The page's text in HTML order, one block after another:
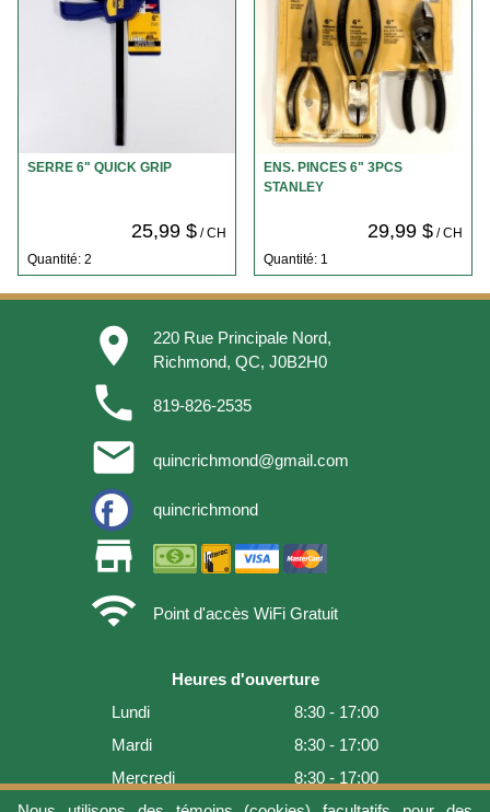
SERRE 6" QUICK GRIP
25,99 $/ CH
Quantité: 2
ENS. PINCES 6" 3PCS
STANLEY
29,99 $/ CH
Quantité: 1
place
220 Rue Principale Nord,
Richmond, QC, J0B2H0
phone 819-826-2535
email quincrichmond@gmail.com
quincrichmond
store
wifi
Point d'accès WiFi Gratuit
Heures d'ouverture
Lundi
8:30 - 17:00
Mardi
8:30 - 17:00
Mercredi
8:30 - 17:00